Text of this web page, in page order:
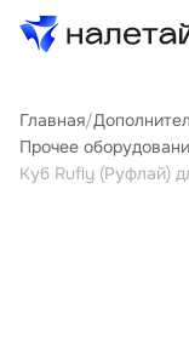
Товары
Услуги
Главная/
Прочее
Куб Rufly (Руфлай)